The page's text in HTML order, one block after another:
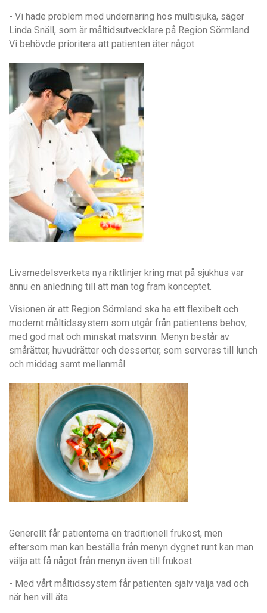
- Vi hade problem med undernäring hos multisjuka, säger
Linda Snäll, som är måltidsutvecklare på Region Sörmland.
Vi behövde prioritera att patienten äter något.
Livsmedelsverkets nya riktlinjer kring mat på sjukhus var
ännu en anledning till att man tog fram konceptet.
Visionen är att Region Sörmland ska ha ett flexibelt och
modernt måltidssystem som utgår från patientens behov,
med god mat och minskat matsvinn. Menyn består av
smårätter, huvudrätter och desserter, som serveras till lunch
och middag samt mellanmål.
Generellt får patienterna en traditionell frukost, men
eftersom man kan beställa från menyn dygnet runt kan man
välja att få något från menyn även till frukost.
- Med vårt måltidssystem får patienten själv välja vad och
när hen vill äta.